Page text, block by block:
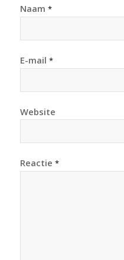
Naam *
E-mail *
Website
Reactie *